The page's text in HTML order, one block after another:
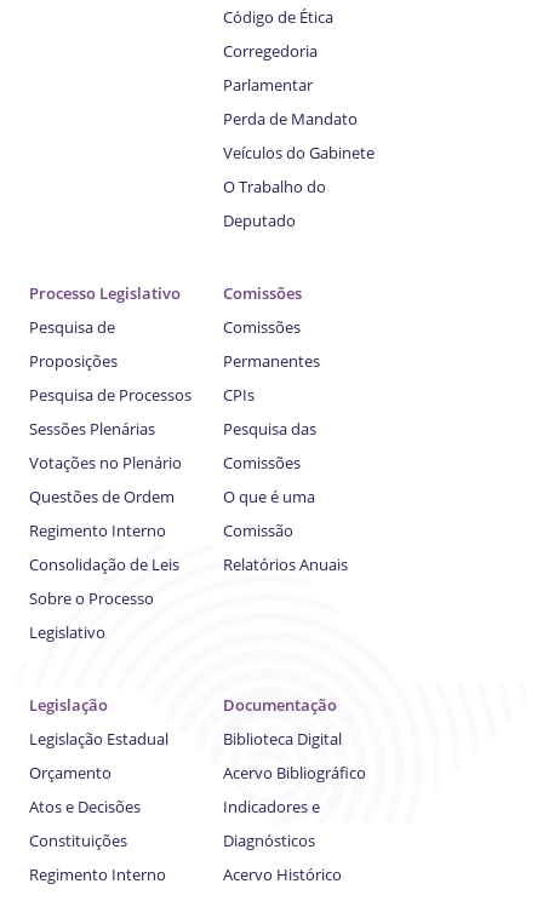
Código de Ética
Corregedoria
Parlamentar
Perda de Mandato
Veículos do Gabinete
O Trabalho do
Deputado
Processo Legislativo
Pesquisa de
Proposições
Pesquisa de Processos
Sessões Plenárias
Votações no Plenário
Questões de Ordem
Regimento Interno
Consolidação de Leis
Sobre o Processo
Legislativo
Comissões
Comissões
Permanentes
CPIs
Pesquisa das
Comissões
O que é uma
Comissão
Relatórios Anuais
Legislação
Legislação Estadual
Orçamento
Atos e Decisões
Constituições
Regimento Interno
Documentação
Biblioteca Digital
Acervo Bibliográfico
Indicadores e
Diagnósticos
Acervo Histórico